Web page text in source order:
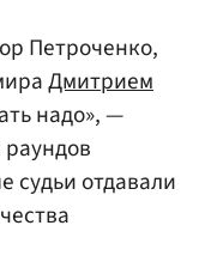
Петроченко,
Дмитрием
надо», —
судьи отдавали